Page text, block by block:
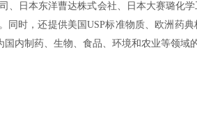
、日本东洋曹达株式会社、日本大赛璐化
时，还提供美国USP标准物质、欧洲药典
内制药、生物、食品、环境和农业等领域